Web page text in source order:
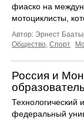
фиаско на
мотоциклисты,
Автор: Эрнест
Общество, Спорт
Россия и
Технологический
федеральный